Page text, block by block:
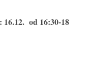
od 16:30-18